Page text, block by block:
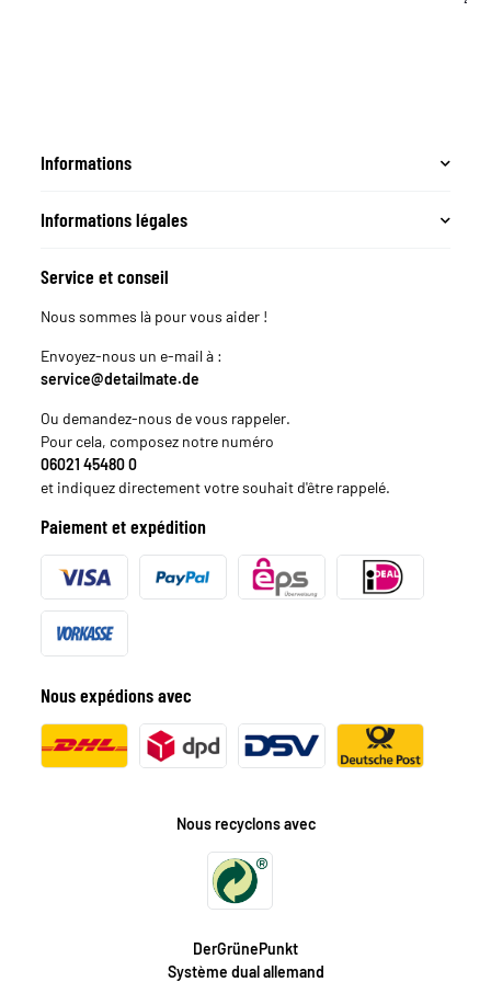
Informations
Informations légales
Service et conseil
Nous sommes là pour vous aider !
Envoyez-nous un e-mail à :
service@detailmate.de
Ou demandez-nous de vous rappeler.
Pour cela, composez notre numéro
06021 45480 0
et indiquez directement votre souhait d'être rappelé.
Paiement et expédition
Nous expédions avec
Nous recyclons avec
DerGrünePunkt
Système dual allemand